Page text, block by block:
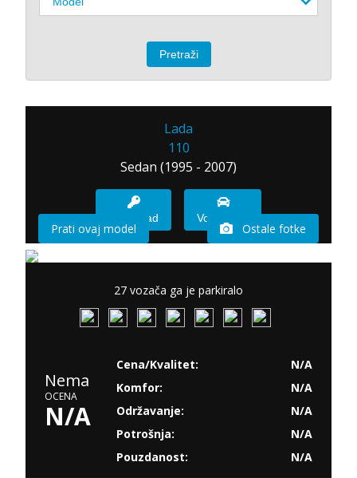
Lada
110
Sedan (1995 - 2007)
Imam sad Vozio sam
Prati ovaj model Ostale fotke
27 vozača ga je parkiralo
Nema
OCENA
N/A
Cena/Kvalitet:
N/A
Komfor:
N/A
Održavanje:
N/A
Potrošnja:
N/A
Pouzdanost:
N/A